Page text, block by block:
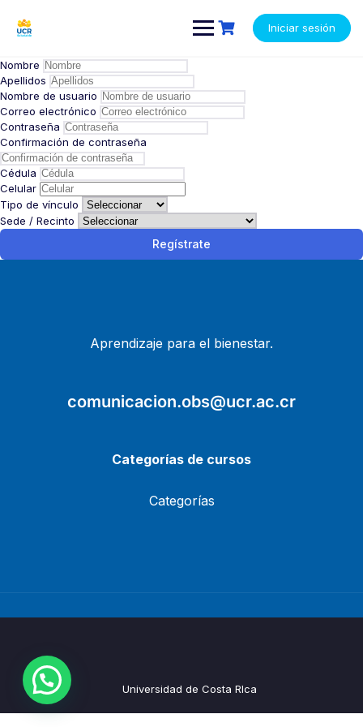
contenido
Iniciar sesión
Nombre
Apellidos
Nombre de usuario
Correo electrónico
Contraseña
Confirmación de contraseña
Cédula
Celular
Tipo de vínculo
Sede / Recinto
Regístrate
Aprendizaje para el bienestar.
comunicacion.obs@ucr.ac.cr
Categorías de cursos
Categorías
Universidad de Costa RIca